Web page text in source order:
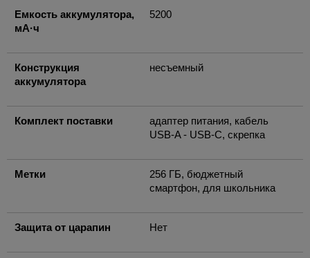
Емкость аккумулятора,
мА·ч
5200
Конструкция
аккумулятора
несъемный
Комплект поставки
адаптер питания, кабель
USB-A - USB-C, скрепка
Метки
256 ГБ, бюджетный
смартфон, для школьника
Защита от царапин Нет